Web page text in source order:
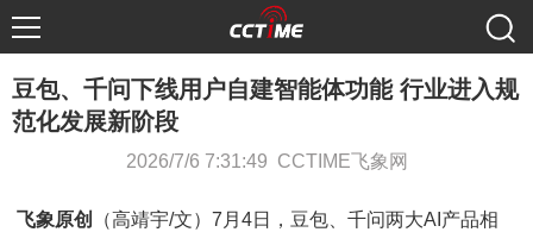
豆包、千问下线用户自建智能体功能 行业进入规
范化发展新阶段
2026/7/6 7:31:49 CCTIME飞象网
飞象原创 （高靖宇/文）7月4日，豆包、千问两大AI产品相